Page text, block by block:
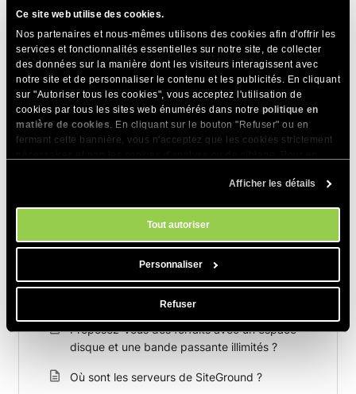
Ce site web utilise des cookies.
Nos partenaires et nous-mêmes utilisons des cookies afin d'offrir les
services et fonctionnalités essentielles sur notre site, de collecter
des données sur la manière dont les visiteurs interagissent avec
notre site et de personnaliser le contenu et les publicités. En cliquant
sur "Autoriser tous les cookies", vous acceptez l'utilisation de
cookies par tous les sites web énumérés dans notre politique en
matière de cookies. En cliquant sur le bouton "Refuser" ou en
fermant cette bannière, vous n'acceptez que les cookies strictement
. Vous pouvez gérer vos préférences
Afficher les détails
Tout autoriser
Personnaliser
Refuser
Articles Connexes
Qu'est-ce qu'un fichier SVG ? Guide du
débutant sur les Graphiques Vectoriels
Évolutifs
Qu'est-ce que l'hébergement web ? -
fonctionne pas
La commande whois n'est pas disponible sur
les serveurs de SiteGround ?
Proposez-vous des forfaits avec un espace
disque et une bande passante illimités ?
Où sont les serveurs de SiteGround ?